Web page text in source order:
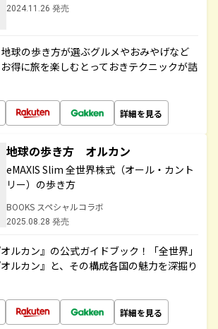
2024.11.26 発売
球の歩き方が選ぶグルメやおみやげなど
得に旅を楽しむとっておきテクニックが詰
詳細を見る
地球の歩き方 オルカン
eMAXIS Slim 全世界株式（オール・カント
リー）の歩き方
BOOKS スペシャルコラボ
2025.08.28 発売
ルカン』の公式ガイドブック！「全世界」
ルカン』と、その構成各国の魅力を深掘り
詳細を見る